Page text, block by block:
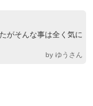
がそんな事は全く気に
by ゆうさん